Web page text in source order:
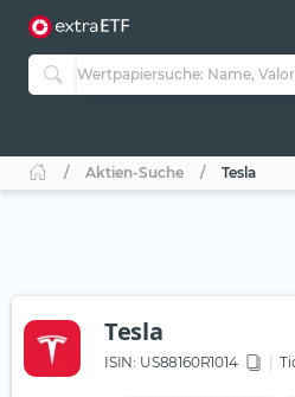
Aktien-Suche Tesla
Tesla
ISIN: US88160R1014